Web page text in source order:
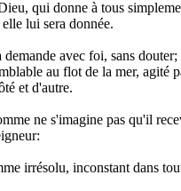
qui donne à tous
lui sera donnée.
avec foi, sans
au flot de la mer, agité
et d'autre.
ne s'imagine pas qu'il
irrésolu, inconstant dans